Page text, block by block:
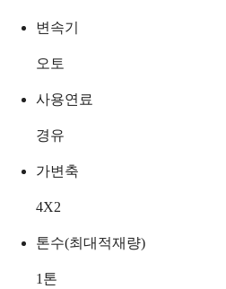
변속기
오토
사용연료
경유
가변축
4X2
톤수(최대적재량)
1 톤